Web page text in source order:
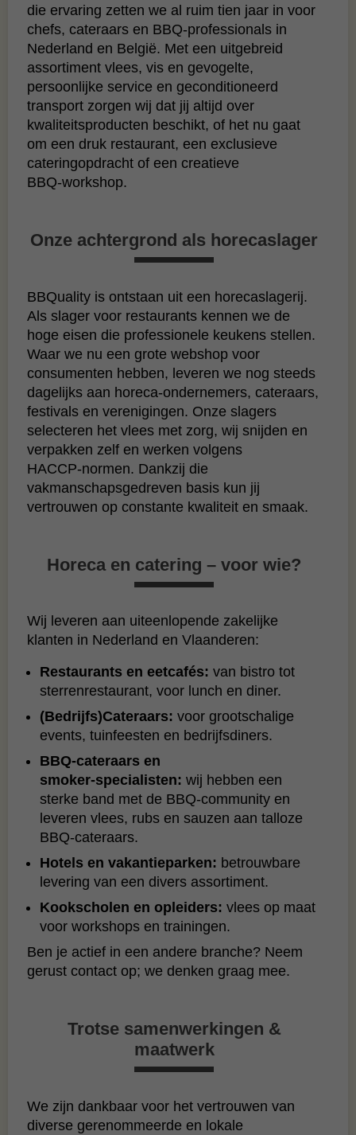
die ervaring zetten we al ruim tien jaar in voor
chefs, cateraars en BBQ‑professionals in
Nederland en België. Met een uitgebreid
assortiment vlees, vis en gevogelte,
persoonlijke service en geconditioneerd
transport zorgen wij dat jij altijd over
kwaliteitsproducten beschikt, of het nu gaat
om een druk restaurant, een exclusieve
cateringopdracht of een creatieve
BBQ‑workshop.
Onze achtergrond als horecaslager
BBQuality is ontstaan uit een horecaslagerij.
Als slager voor restaurants kennen we de
hoge eisen die professionele keukens stellen.
Waar we nu een grote webshop voor
consumenten hebben, leveren we nog steeds
dagelijks aan horeca‑ondernemers, cateraars,
festivals en verenigingen. Onze slagers
selecteren het vlees met zorg, wij snijden en
verpakken zelf en werken volgens
HACCP‑normen. Dankzij die
vakmanschapsgedreven basis kun jij
vertrouwen op constante kwaliteit en smaak.
Horeca en catering – voor wie?
Wij leveren aan uiteenlopende zakelijke
klanten in Nederland en Vlaanderen:
Restaurants en eetcafés: van bistro tot
sterrenrestaurant, voor lunch en diner.
(Bedrijfs)Cateraars: voor grootschalige
events, tuinfeesten en bedrijfsdiners.
BBQ‑cateraars en
smoker‑specialisten: wij hebben een
sterke band met de BBQ‑community en
leveren vlees, rubs en sauzen aan talloze
BBQ‑cateraars.
Hotels en vakantieparken: betrouwbare
levering van een divers assortiment.
Kookscholen en opleiders: vlees op maat
voor workshops en trainingen.
Ben je actief in een andere branche? Neem
gerust contact op; we denken graag mee.
Trotse samenwerkingen &
maatwerk
We zijn dankbaar voor het vertrouwen van
diverse gerenommeerde en lokale